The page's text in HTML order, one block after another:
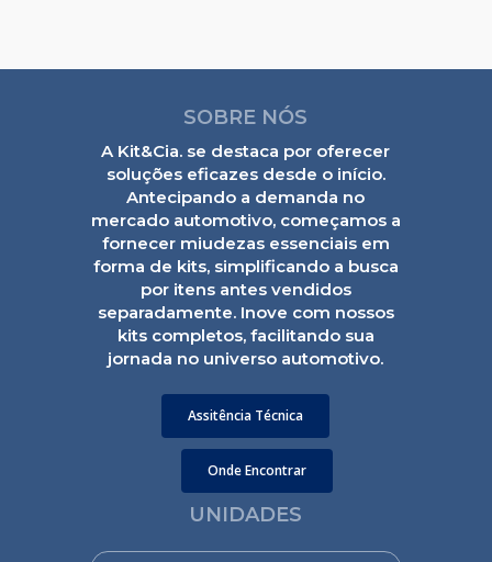
SOBRE NÓS
A Kit&Cia. se destaca por oferecer
soluções eficazes desde o início.
Antecipando a demanda no
mercado automotivo, começamos a
fornecer miudezas essenciais em
forma de kits, simplificando a busca
por itens antes vendidos
separadamente. Inove com nossos
kits completos, facilitando sua
jornada no universo automotivo.
Assitência Técnica
Onde Encontrar
UNIDADES